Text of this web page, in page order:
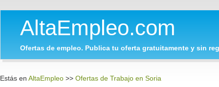
AltaEmpleo.com
Ofertas de empleo. Publica tu oferta gratuitamente y sin
Estás en AltaEmpleo >> Ofertas de Trabajo en Soria